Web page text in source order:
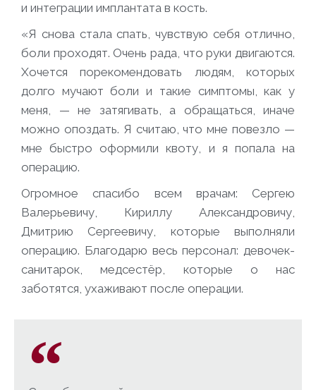
и интеграции имплантата в кость.
«Я снова стала спать, чувствую себя отлично,
боли проходят. Очень рада, что руки двигаются.
Хочется порекомендовать людям, которых
долго мучают боли и такие симптомы, как у
меня, — не затягивать, а обращаться, иначе
можно опоздать. Я считаю, что мне повезло —
мне быстро оформили квоту, и я попала на
операцию.
Огромное спасибо всем врачам: Сергею
Валерьевичу, Кириллу Александровичу,
Дмитрию Сергеевичу, которые выполняли
операцию. Благодарю весь персонал: девочек-
санитарок, медсестёр, которые о нас
заботятся, ухаживают после операции.